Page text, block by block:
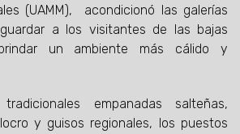
(UAMM), acondicionó las galerías
a los visitantes de las bajas
un ambiente más cálido y
empanadas salteñas,
y guisos regionales, los puestos